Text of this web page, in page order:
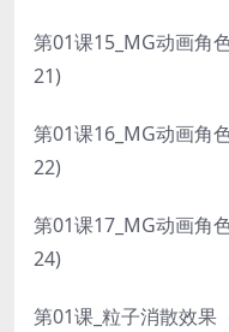
第01课15_MG动画角
21)
第01课16_MG动画角
22)
第01课17_MG动画角
24)
第01课_粒子消散效果